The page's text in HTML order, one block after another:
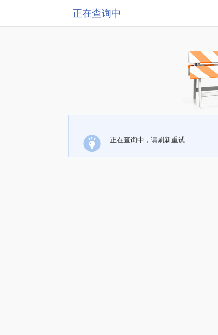
正在查询中
正在查询中，请刷新重试